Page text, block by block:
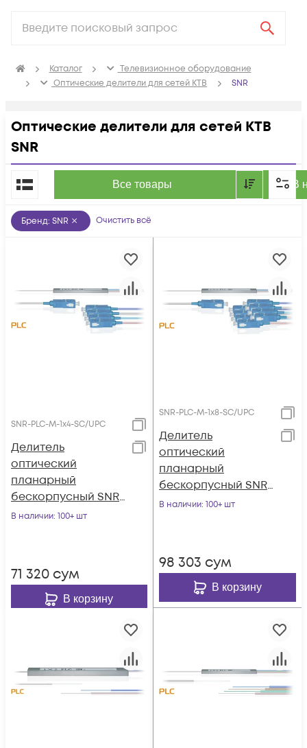
Каталог
Телевизионное оборудование
Оптические делители для сетей КТВ
SNR
Оптические делители для сетей КТВ
SNR
Все товары В
По популярности
Бренд: SNR Очистить всё
SNR-PLC-M-1x4-SC/UPC
Делитель
оптический
планарный
бескорпусный SNR-
PLC-M-1x4-SC/UPC
В наличии: 100+ шт
71 320 сум
В корзину
SNR-PLC-M-1x8-SC/UPC
Делитель
оптический
планарный
бескорпусный SNR-
PLC-M-1x8-SC/UPC
В наличии: 100+ шт
98 303 сум
В корзину